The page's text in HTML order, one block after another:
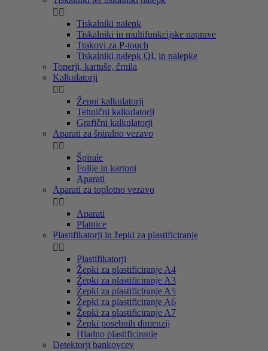
 
Tiskalniki nalepk
Tiskalniki in multifunkcijske naprave
Trakovi za P-touch
Tiskalniki nalepk QL in nalepke
Tonerji, kartuše, črnila
Kalkulatorji
 
Žepni kalkulatorji
Tehnični kalkulatorji
Grafični kalkulatorji
Aparati za špiralno vezavo
 
Špirale
Folije in kartoni
Aparati
Aparati za toplotno vezavo
 
Aparati
Platnice
Plastifikatorji in žepki za plastificiranje
 
Plastifikatorji
Žepki za plastificiranje A4
Žepki za plastificiranje A3
Žepki za plastificiranje A5
Žepki za plastificiranje A6
Žepki za plastificiranje A7
Žepki posebnih dimenzij
Hladno plastificiranje
Detektorji bankovcev